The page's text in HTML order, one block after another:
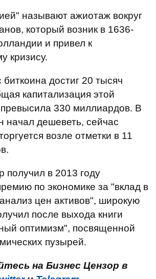
называют ажиотаж вокруг
который возник в 1636-
и привел к
кризису.
биткоина достиг 20 тысяч
капитализация этой
330 миллиардов. В
начал дешеветь, сейчас
возле отметки в 11
получил в 2013 году
по экономике за "вклад в
цен активов", широкую
после выхода книги
оптимизм", посвященной
пузырей.
на Бизнес Цензор в